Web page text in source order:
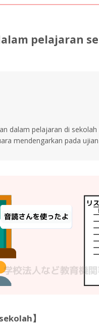
pelajaran
dalam pelajaran di sekolah
mendengarkan pada
】